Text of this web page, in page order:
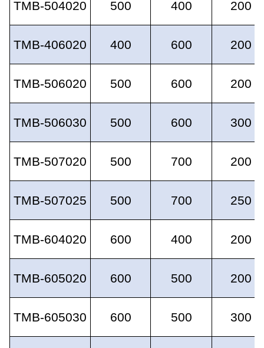
TMB-504020 500 400 200
TMB-406020 400 600 200
TMB-506020 500 600 200
TMB-506030 500 600 300
TMB-507020 500 700 200
TMB-507025 500 700 250
TMB-604020 600 400 200
TMB-605020 600 500 200
TMB-605030 600 500 300